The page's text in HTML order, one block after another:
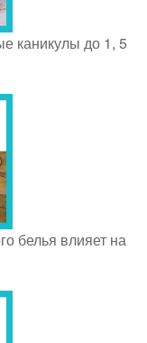
каникулы до 1, 5
белья влияет на